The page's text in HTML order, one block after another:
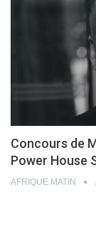
Concours de
Power House
AFRIQUE MATIN